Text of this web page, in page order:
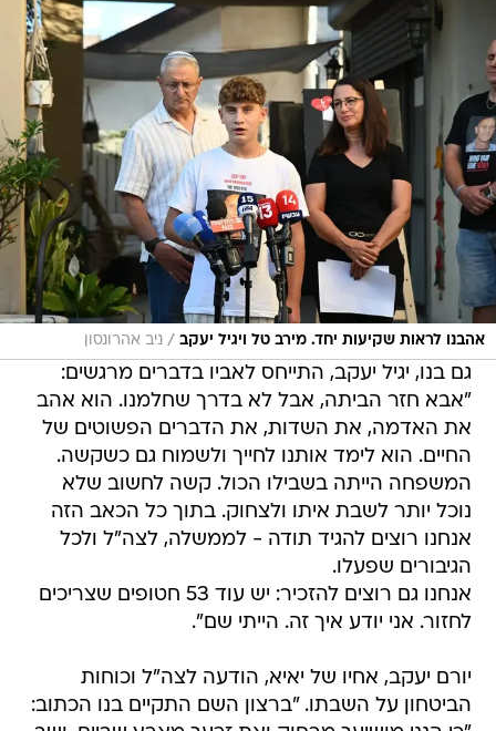
אהבנו לראות שקיעות יחד. מירב טל ויגיל יעקב / ניב אהרונסון
גם בנו, יגיל יעקב, התייחס לאביו בדברים מרגשים:
"אבא חזר הביתה, אבל לא בדרך שחלמנו. הוא אהב
את האדמה, את השדות, את הדברים הפשוטים של
החיים. הוא לימד אותנו לחייך ולשמוח גם כשקשה.
המשפחה הייתה בשבילו הכול. קשה לחשוב שלא
נוכל יותר לשבת איתו ולצחוק. בתוך כל הכאב הזה
אנחנו רוצים להגיד תודה - לממשלה, לצה"ל ולכל
הגיבורים שפעלו.
אנחנו גם רוצים להזכיר: יש עוד 53 חטופים שצריכים
לחזור. אני יודע איך זה. הייתי שם".
יורם יעקב, אחיו של יאיא, הודעה לצה"ל וכוחות
הביטחון על השבתו. "ברצון השם התקיים בנו הכתוב: